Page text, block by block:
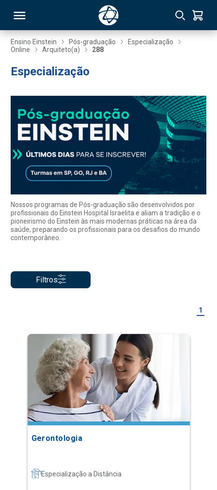
Ensino Einstein Pós-graduação
Especialização
Online
Arquiteto(a) 288
Especialização
Nossos programas de Pós-graduação são desenvolvidos por
profissionais do Einstein Hospital Israelita e aliam a tradição e o
pioneirismo do Einstein às mais modernas práticas na área da
saúde, preparando os profissionais para os desafios do mundo
contemporâneo.
Filtros
1
Gerontologia
Especialização a Distância